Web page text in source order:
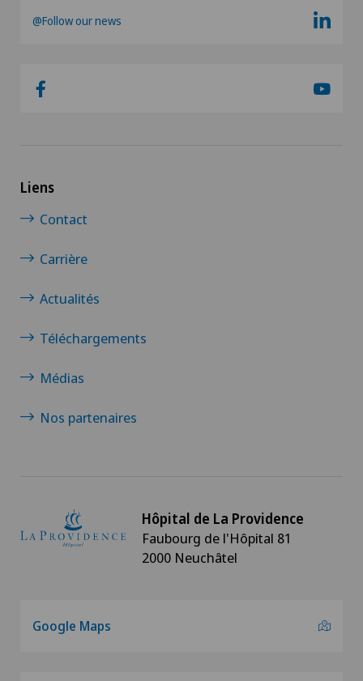
@Follow our news
Liens
Contact
Carrière
Actualités
Téléchargements
Médias
Nos partenaires
Hôpital de La Providence
Faubourg de l'Hôpital 81
2000 Neuchâtel
Google Maps